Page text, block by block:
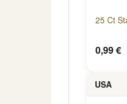
25 Ct
0,99 €
USA